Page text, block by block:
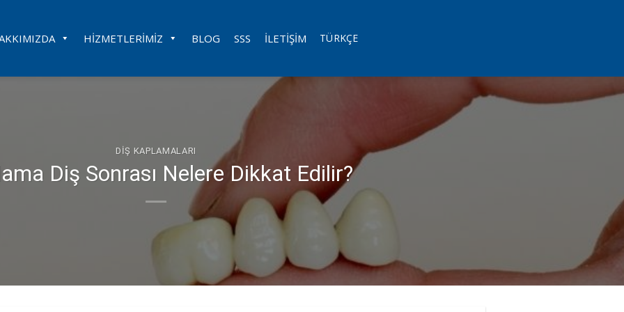
HIZMETLERIMIZ BLOG SSS İLETIŞIM TÜRKÇE
DIŞ KAPLAMALARI
Diş Sonrası Nelere Dikkat Edilir?